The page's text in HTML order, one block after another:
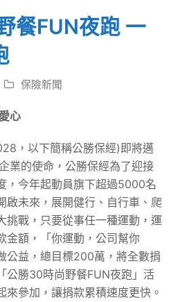
餐FUN夜跑 一
保險新聞
心
，以下簡稱公勝保經)即將邁
業的使命，公勝保經為了迎接
，今年起動員旗下超過5000名
啟未來，展開健行、自行車、爬
挑戰，只要從事任一種運動，運
金額，「你運動，公司幫你
公益，總目標200萬，將全數捐
公勝30時尚野餐FUN夜跑」活
來參加，讓捐款累積速度更快。